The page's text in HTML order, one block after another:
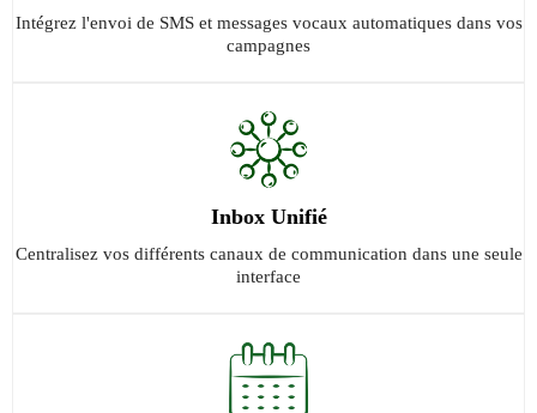
Intégrez l'envoi de SMS et messages vocaux automatiques dans vos
campagnes
Inbox Unifié
Centralisez vos différents canaux de communication dans une seule
interface